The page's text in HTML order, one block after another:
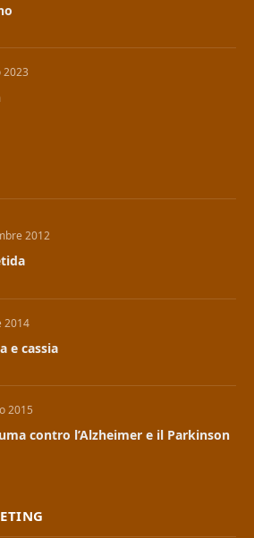
2023
2012
2014
e cassia
2015
contro l’Alzheimer e il Parkinson